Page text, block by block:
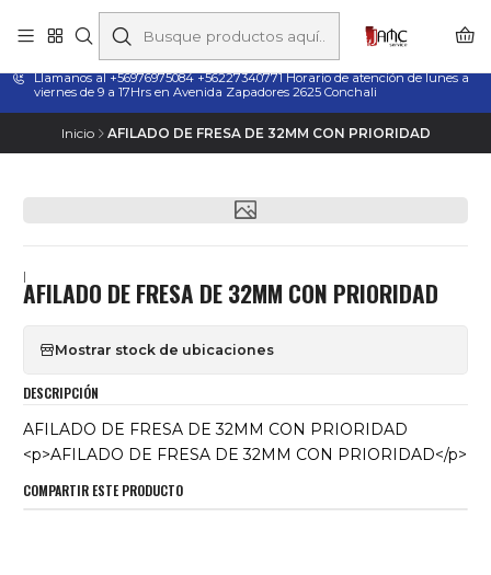
Taladros Magnéticos en Chile | Venta, Arriendo y Servicio
Técnico
Llamanos al +56976975084 +56227340771 Horario de atención de lunes a
viernes de 9 a 17Hrs en Avenida Zapadores 2625 Conchali
Inicio AFILADO DE FRESA DE 32MM CON PRIORIDAD
|
AFILADO DE FRESA DE 32MM CON PRIORIDAD
Mostrar stock de ubicaciones
DESCRIPCIÓN
AFILADO DE FRESA DE 32MM CON PRIORIDAD
<p>AFILADO DE FRESA DE 32MM CON PRIORIDAD</p>
COMPARTIR ESTE PRODUCTO